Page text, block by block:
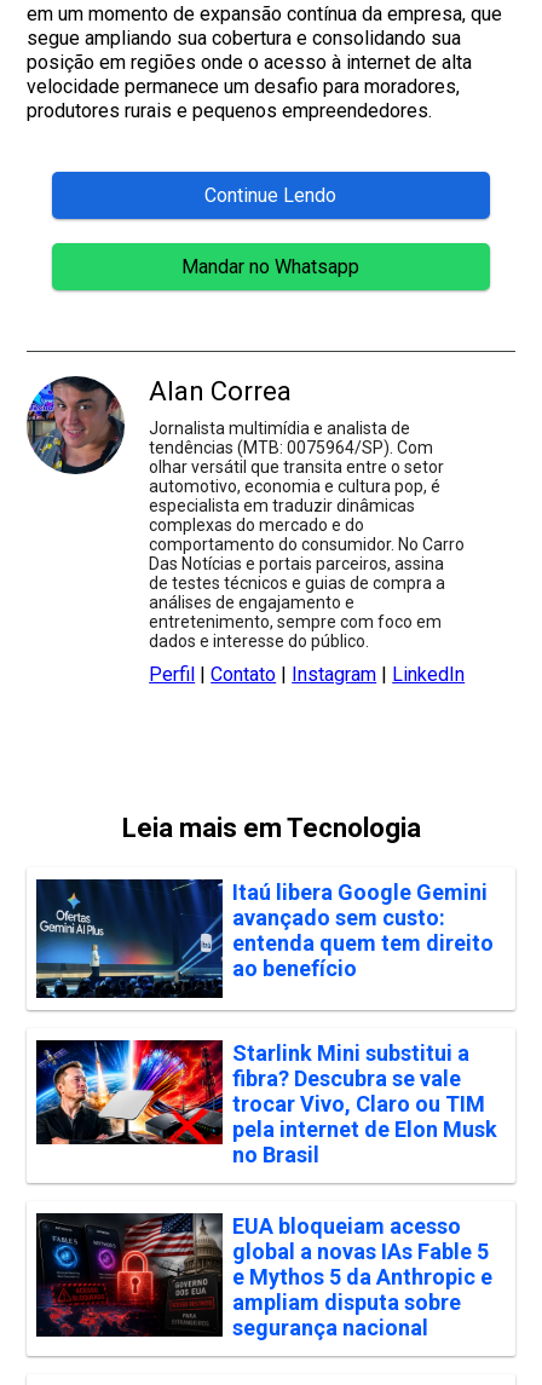
em um momento de expansão contínua da empresa, que
segue ampliando sua cobertura e consolidando sua
posição em regiões onde o acesso à internet de alta
velocidade permanece um desafio para moradores,
produtores rurais e pequenos empreendedores.
Continue Lendo
Mandar no Whatsapp
Alan Correa
Jornalista multimídia e analista de
tendências (MTB: 0075964/SP). Com
olhar versátil que transita entre o setor
automotivo, economia e cultura pop, é
especialista em traduzir dinâmicas
complexas do mercado e do
comportamento do consumidor. No Carro
Das Notícias e portais parceiros, assina
de testes técnicos e guias de compra a
análises de engajamento e
entretenimento, sempre com foco em
dados e interesse do público.
Perfil |Contato Instagram LinkedIn
Leia mais em Tecnologia
Itaú libera Google Gemini
avançado sem custo:
entenda quem tem direito
ao benefício
Starlink Mini substitui a
fibra? Descubra se vale
trocar Vivo, Claro ou TIM
pela internet de Elon Musk
no Brasil
EUA bloqueiam acesso
global a novas IAs Fable 5
e Mythos 5 da Anthropic e
ampliam disputa sobre
segurança nacional